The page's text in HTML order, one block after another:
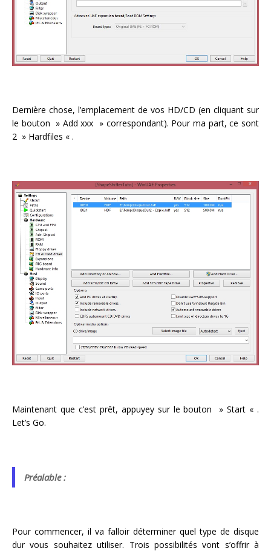
Dernière chose, l’emplacement de vos HD/CD (en cliquant sur
le bouton » Add xxx » correspondant). Pour ma part, ce sont
2 » Hardfiles « .
Maintenant que c’est prêt, appuyey sur le bouton » Start « .
Let’s Go.
Préalable :
Pour commencer, il va falloir déterminer quel type de disque
dur vous souhaitez utiliser. Trois possibilités vont s’offrir à